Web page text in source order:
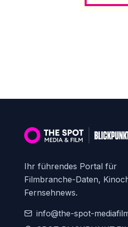
Ihr führendes Portal für
Filmbranche-Daten,
Fernsehnews.
info@the-spot-